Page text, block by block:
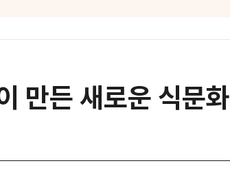
만든 새로운 식문화